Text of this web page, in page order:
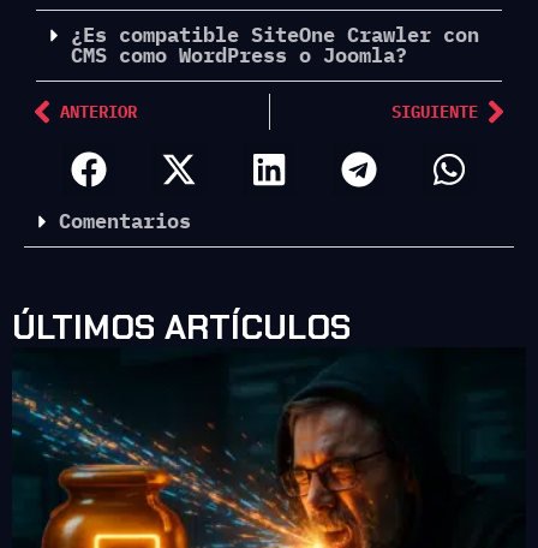
¿Es compatible SiteOne Crawler con
CMS como WordPress o Joomla?
ANTERIOR SIGUIENTE
Comentarios
ÚLTIMOS ARTÍCULOS